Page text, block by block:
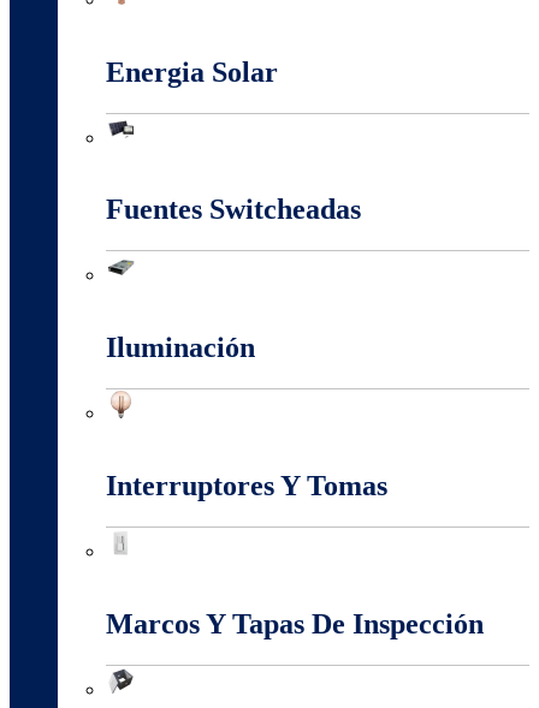
Energia Solar
Fuentes Switcheadas
Iluminación
Interruptores Y Tomas
Marcos Y Tapas De Inspección